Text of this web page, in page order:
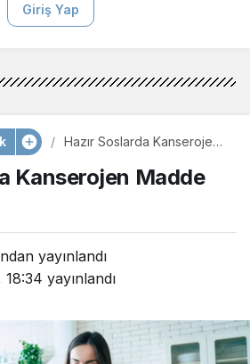
Giriş Yap
Hazır Soslarda Kanserojen
Kanserojen Madde
yayınlandı
18:34 yayınlandı